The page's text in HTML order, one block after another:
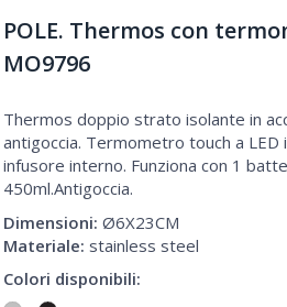
POLE. Thermos con
MO9796
Thermos doppio strato isolante in
antigoccia. Termometro touch a
infusore interno. Funziona con 1
450ml.Antigoccia.
Dimensioni: Ø6X23CM
Materiale: stainless steel
Colori disponibili: